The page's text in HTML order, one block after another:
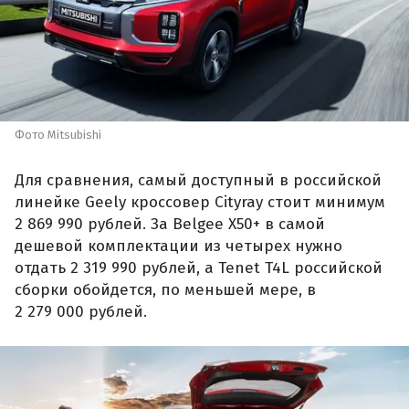
Фото Mitsubishi
Для сравнения, самый доступный в российской
линейке Geely кроссовер Cityray стоит минимум
2 869 990 рублей. За Belgee X50+ в самой
дешевой комплектации из четырех нужно
отдать 2 319 990 рублей, а Tenet T4L российской
сборки обойдется, по меньшей мере, в
2 279 000 рублей.